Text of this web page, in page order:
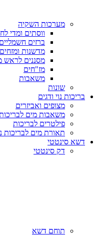
מערכות השקיה
ווסתים ומדי
ברזים חשמליים
מדשנות ומזחים
מסננים לראש
מז"חים
משאבות
שונות
בריכות נוי ודגים
מצופים ואביזרים
משאבות מים
פילטרים לבריכות
תאורת מים לבריכות
דשא סינטטי
דק סינטטי
תוחם דשא